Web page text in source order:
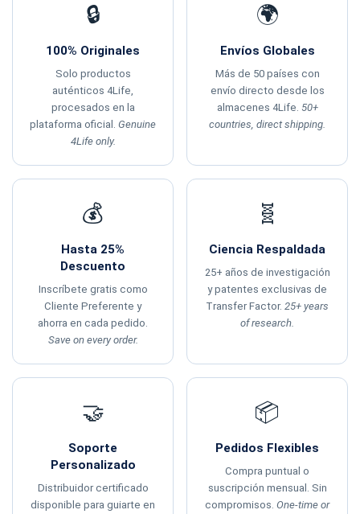
🔒
100% Originales
Solo productos
auténticos 4Life,
procesados en la
plataforma oficial. Genuine
4Life only.
🌍
Envíos Globales
Más de 50 países con
envío directo desde los
almacenes 4Life. 50+
countries, direct shipping.
💰
Hasta 25%
Descuento
Inscríbete gratis como
Cliente Preferente y
ahorra en cada pedido.
Save on every order.
🧬
Ciencia Respaldada
25+ años de investigación
y patentes exclusivas de
Transfer Factor. 25+ years
of research.
🤝
Soporte
Personalizado
Distribuidor certificado
disponible para guiarte en
📦
Pedidos Flexibles
Compra puntual o
suscripción mensual. Sin
compromisos. One-time or